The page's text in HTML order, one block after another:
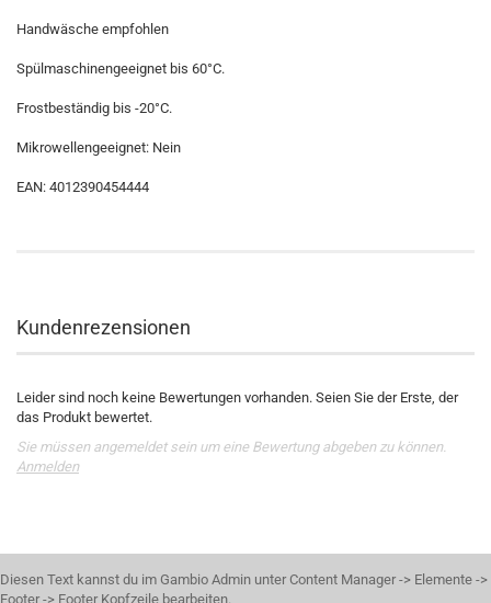
Handwäsche empfohlen
Spülmaschinengeeignet bis 60°C.
Frostbeständig bis -20°C.
Mikrowellengeeignet: Nein
EAN: 4012390454444
Kundenrezensionen
Leider sind noch keine Bewertungen vorhanden. Seien Sie der Erste, der
das Produkt bewertet.
Sie müssen angemeldet sein um eine Bewertung abgeben zu können.
Anmelden
Diesen Text kannst du im Gambio Admin unter Content Manager -> Elemente ->
Footer -> Footer Kopfzeile bearbeiten.